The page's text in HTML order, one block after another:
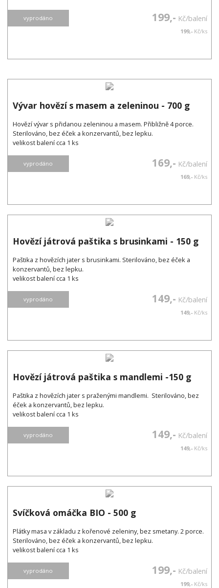
vyprodáno 199,- Kč/balení
199,- Kč/ks
Vývar hovězí s masem a zeleninou - 700 g
Hovězí vývar s přidanou zeleninou a masem. Přibližně 4 porce.
Sterilováno, bez éček a konzervantů, bez lepku.
velikost balení cca 1 ks
vyprodáno 169,- Kč/balení
169,- Kč/ks
Hovězí játrová paštika s brusinkami - 150 g
Paštika z hovězích jater s brusinkami. Sterilováno, bez éček a
konzervantů, bez lepku.
velikost balení cca 1 ks
vyprodáno 149,- Kč/balení
149,- Kč/ks
Hovězí játrová paštika s mandlemi -150 g
Paštika z hovězích jater s praženými mandlemi. Sterilováno, bez
éček a konzervantů, bez lepku.
velikost balení cca 1 ks
vyprodáno 149,- Kč/balení
149,- Kč/ks
Svíčková omáčka BIO - 500 g
Plátky masa v základu z kořenové zeleniny, bez smetany. 2 porce.
Sterilováno, bez éček a konzervantů, bez lepku.
velikost balení cca 1 ks
vyprodáno 199,- Kč/balení
199,- Kč/ks